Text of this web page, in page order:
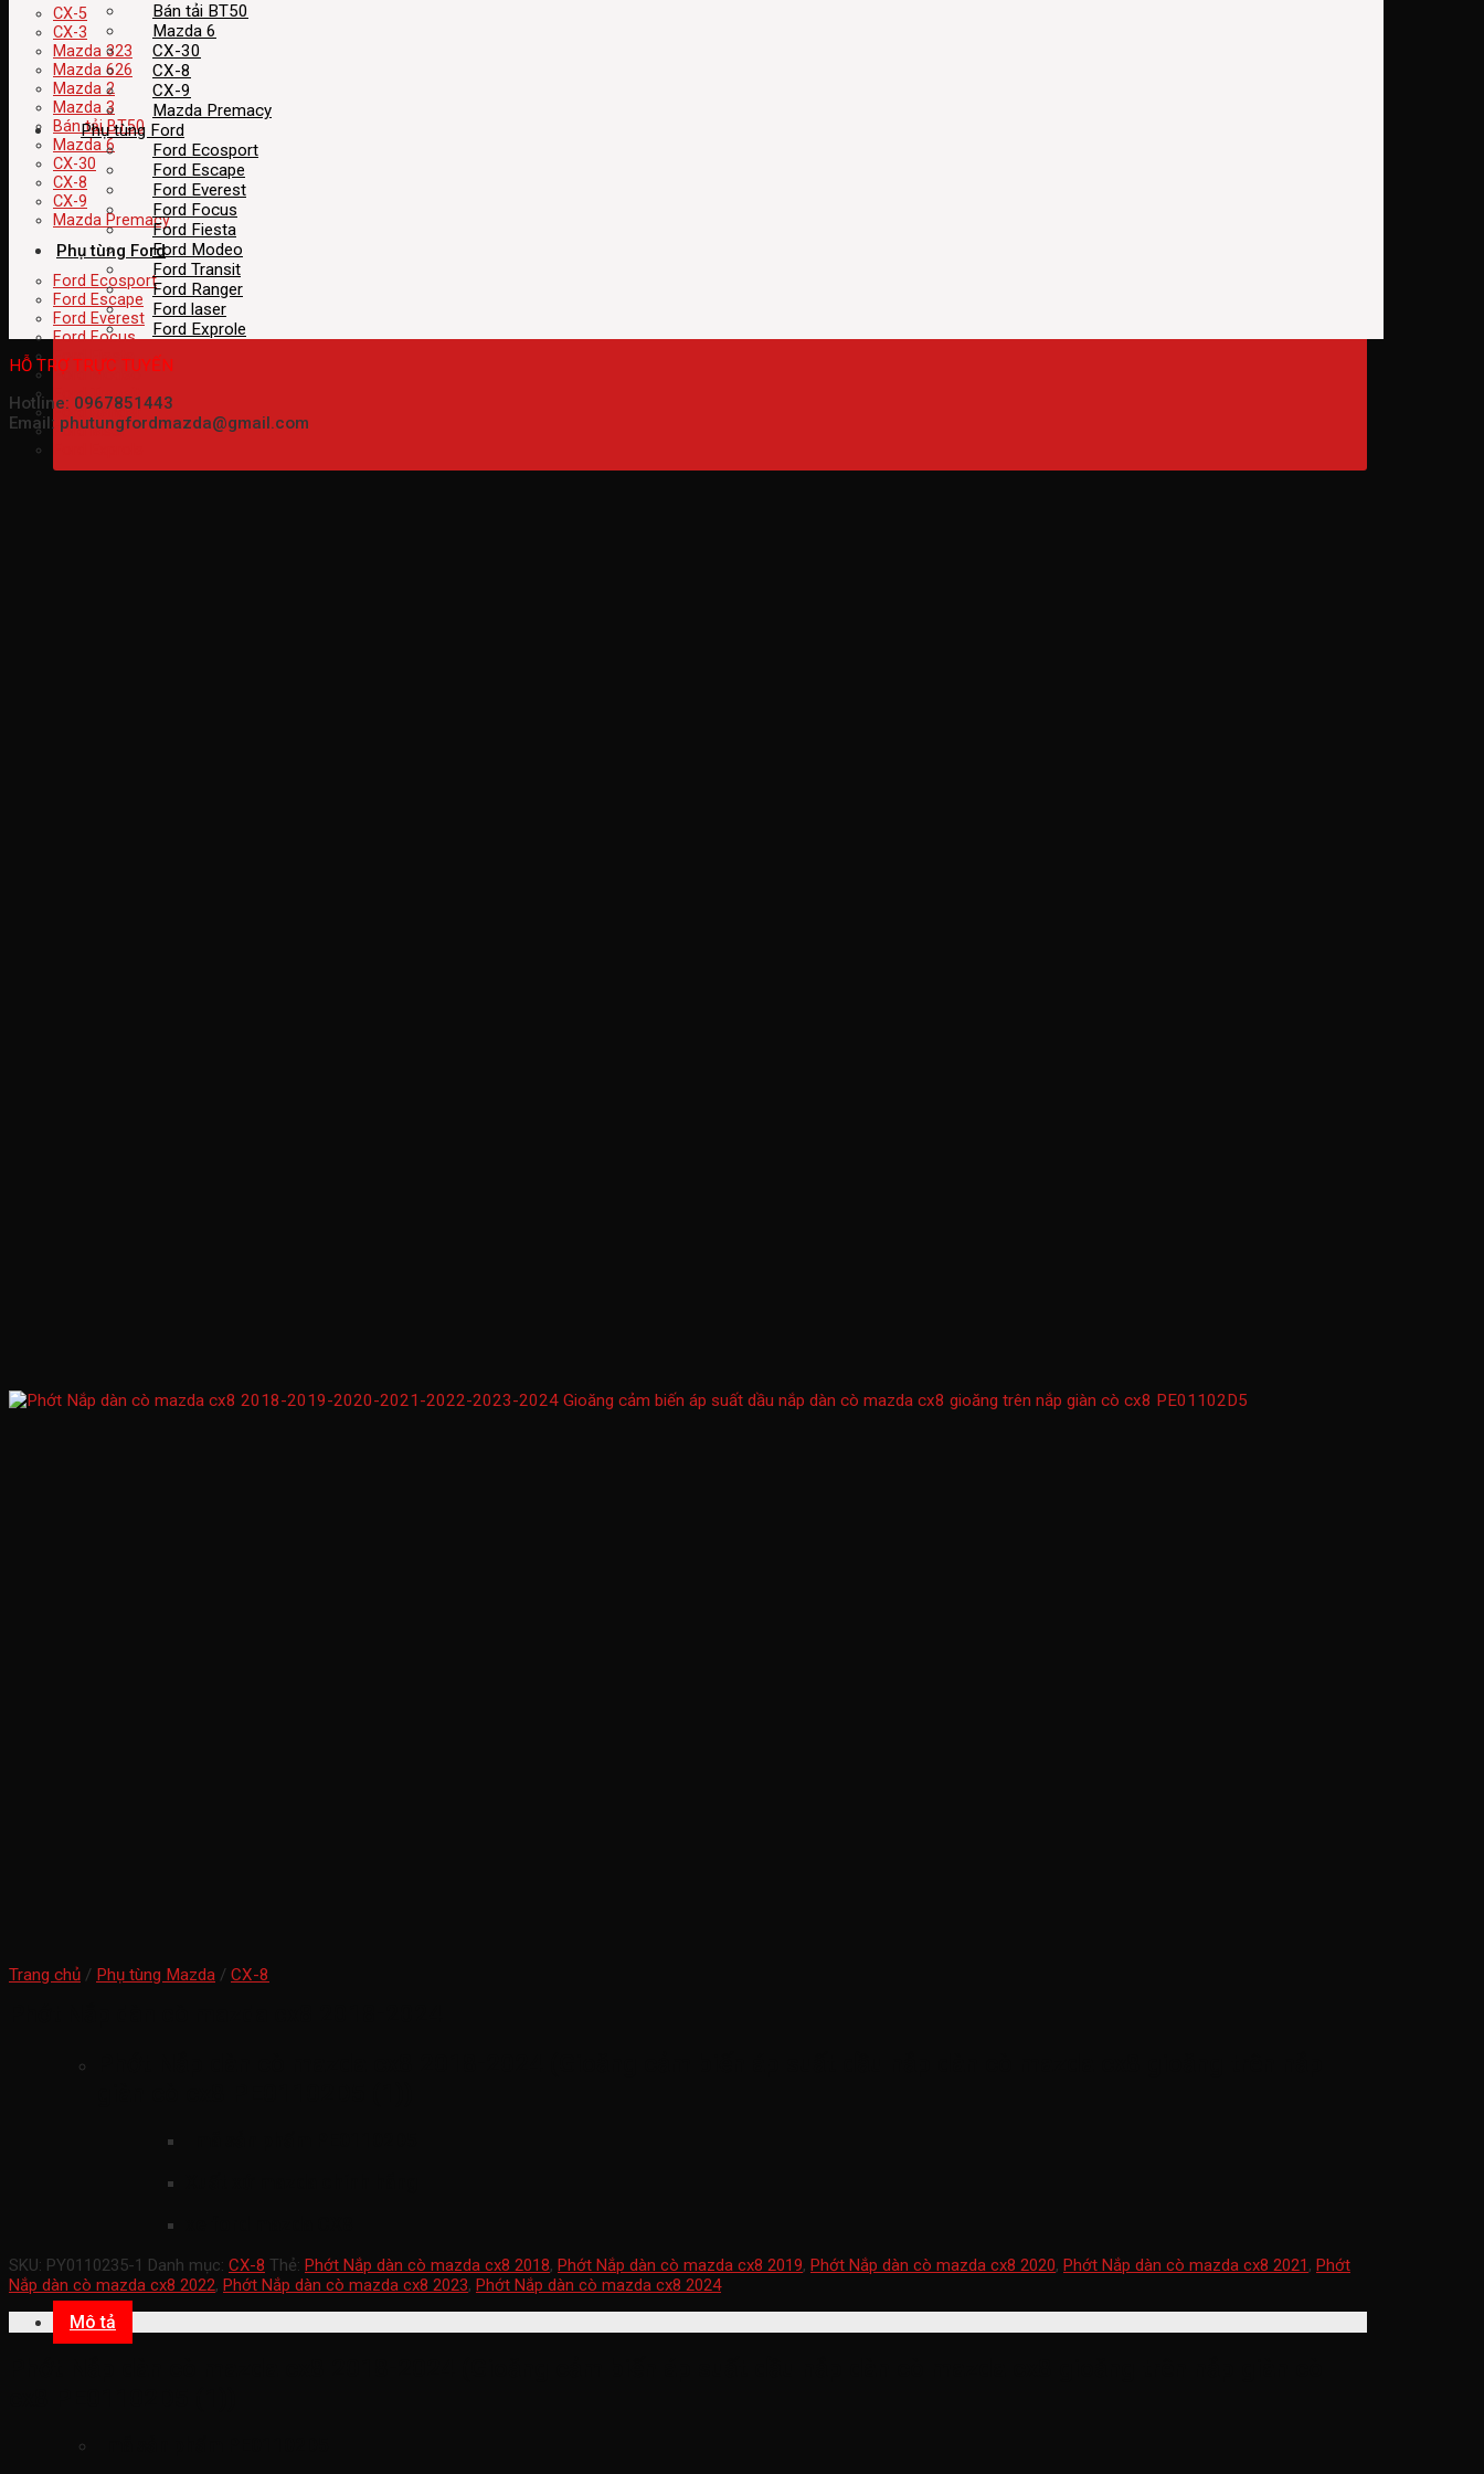
CX-5
CX-3
Mazda 323
Mazda 626
Mazda 2
Mazda 3
Bán tải BT50
Mazda 6
CX-30
CX-8
CX-9
Mazda Premacy
Phụ tùng Ford
Ford Ecosport
Ford Escape
Ford Everest
Ford Focus
Ford Fiesta
Ford Modeo
Ford Transit
Ford Ranger
Ford laser
Bán tải BT50
Mazda 6
CX-30
CX-8
CX-9
Mazda Premacy
Phụ tùng Ford
Ford Ecosport
Ford Escape
Ford Everest
Ford Focus
Ford Fiesta
Ford Modeo
Ford Transit
Ford Ranger
Ford laser
Ford Exprole
HỖ TRỢ TRỰC TUYẾN
Hotline: 0967851443
Email: phutungfordmazda@gmail.com
Trang chủ / Phụ tùng Mazda / CX-8
SKU: PY0110235-1 Danh mục: CX-8 Thẻ: Phớt Nắp dàn cò mazda cx8 2018, Phớt Nắp dàn cò mazda cx8 2019, Phớt Nắp dàn cò mazda cx8 2020, Phớt Nắp dàn cò mazda cx8 2021 , Phớt
Nắp dàn cò mazda cx8 2022, Phớt Nắp dàn cò mazda cx8 2023, Phớt Nắp dàn cò mazda cx8 2024
Mô tả